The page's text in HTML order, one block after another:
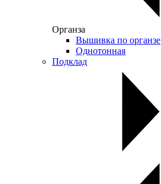
Органза
Вышивка по органзе
Однотонная
Подклад